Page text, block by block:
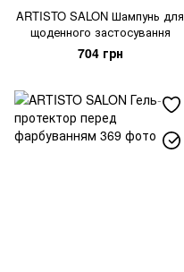
ARTISTO SALON Шампунь для
щоденного застосування
704 грн